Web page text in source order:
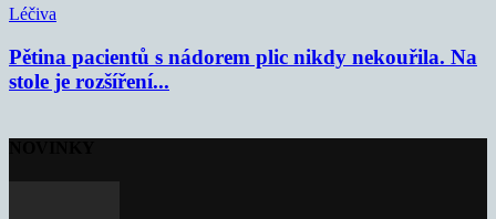
Léčiva
Pětina pacientů s nádorem plic nikdy nekouřila. Na
stole je rozšíření...